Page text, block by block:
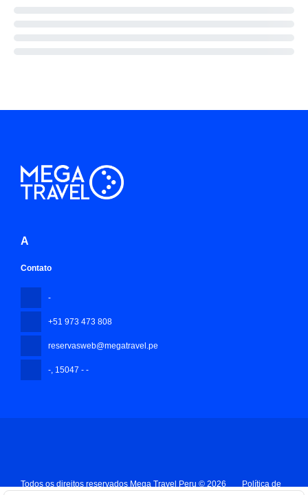
A
Contato
-
+51 973 473 808
reservasweb@megatravel.pe
- , 15047 - -
Todos os direitos reservados Mega Travel Peru © 2026
Política de